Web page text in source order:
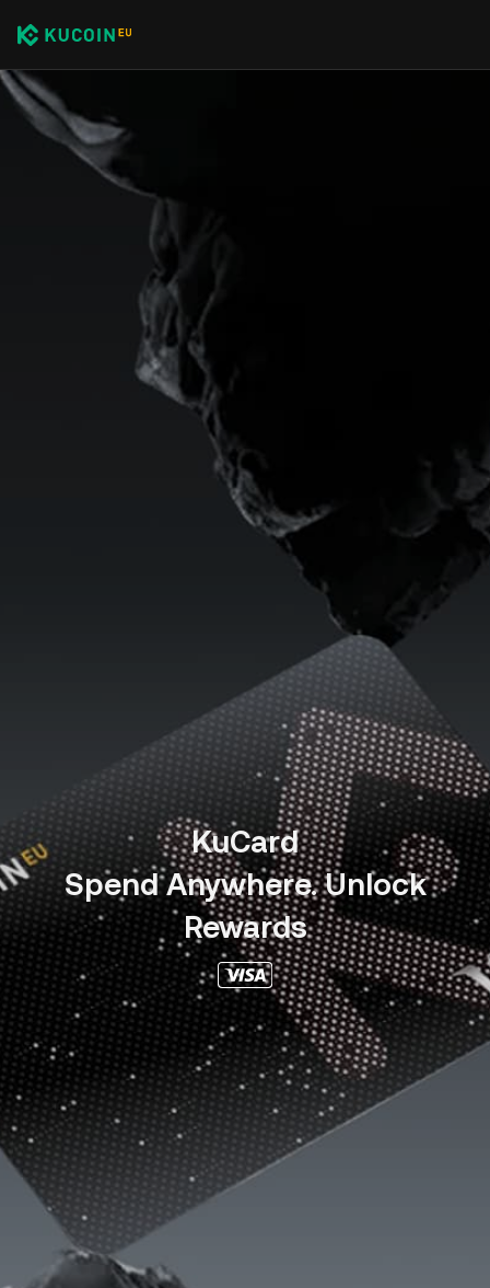
KuCard
Spend Anywhere. Unlock
Rewards